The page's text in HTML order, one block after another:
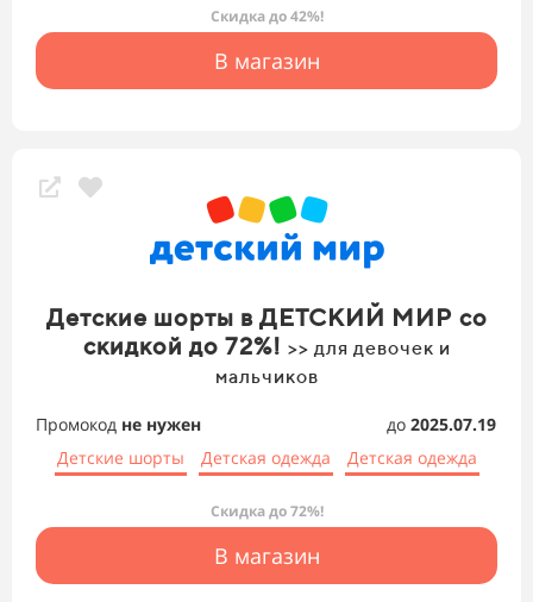
Скидка до 42%!
В магазин
Детские шорты в ДЕТСКИЙ МИР со
скидкой до 72%! >> для девочек и
мальчиков
Промокод не нужен до 2025.07.19
Детские шорты
Детская одежда Детская одежда
Скидка до 72%!
В магазин